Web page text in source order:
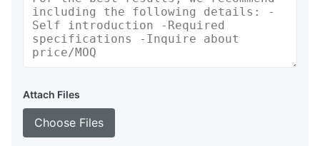
Attach Files
Choose Files